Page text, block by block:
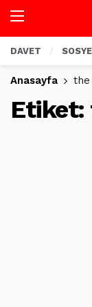
DAVET
Anasayfa
Etiket: